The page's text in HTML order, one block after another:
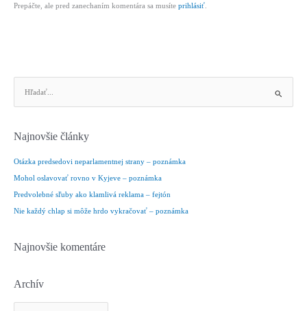
Prepáčte, ale pred zanechaním komentára sa musíte prihlásiť
a
:
Najnovšie články
Otázka predsedovi neparlamentnej strany – poznámka
Mohol oslavovať rovno v Kyjeve – poznámka
Predvolebné sľuby ako klamlivá reklama – fejtón
Nie každý chlap si môže hrdo vykračovať – poznámka
Najnovšie komentáre
Archív